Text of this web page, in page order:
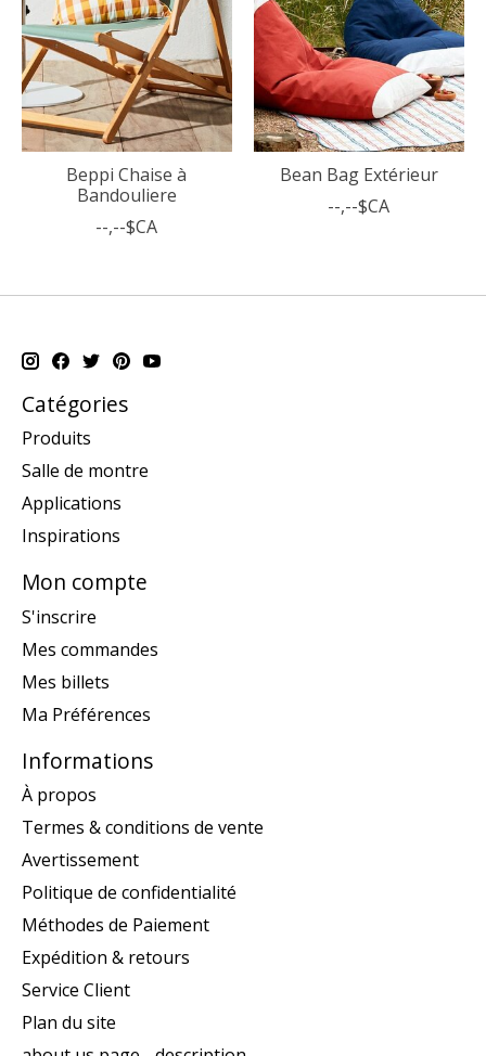
Beppi Chaise à
Bandouliere
--,--$CA
Bean Bag Extérieur
--,--$CA
Catégories
Produits
Salle de montre
Applications
Inspirations
Mon compte
S'inscrire
Mes commandes
Mes billets
Ma Préférences
Informations
À propos
Termes & conditions de vente
Avertissement
Politique de confidentialité
Méthodes de Paiement
Expédition & retours
Service Client
Plan du site